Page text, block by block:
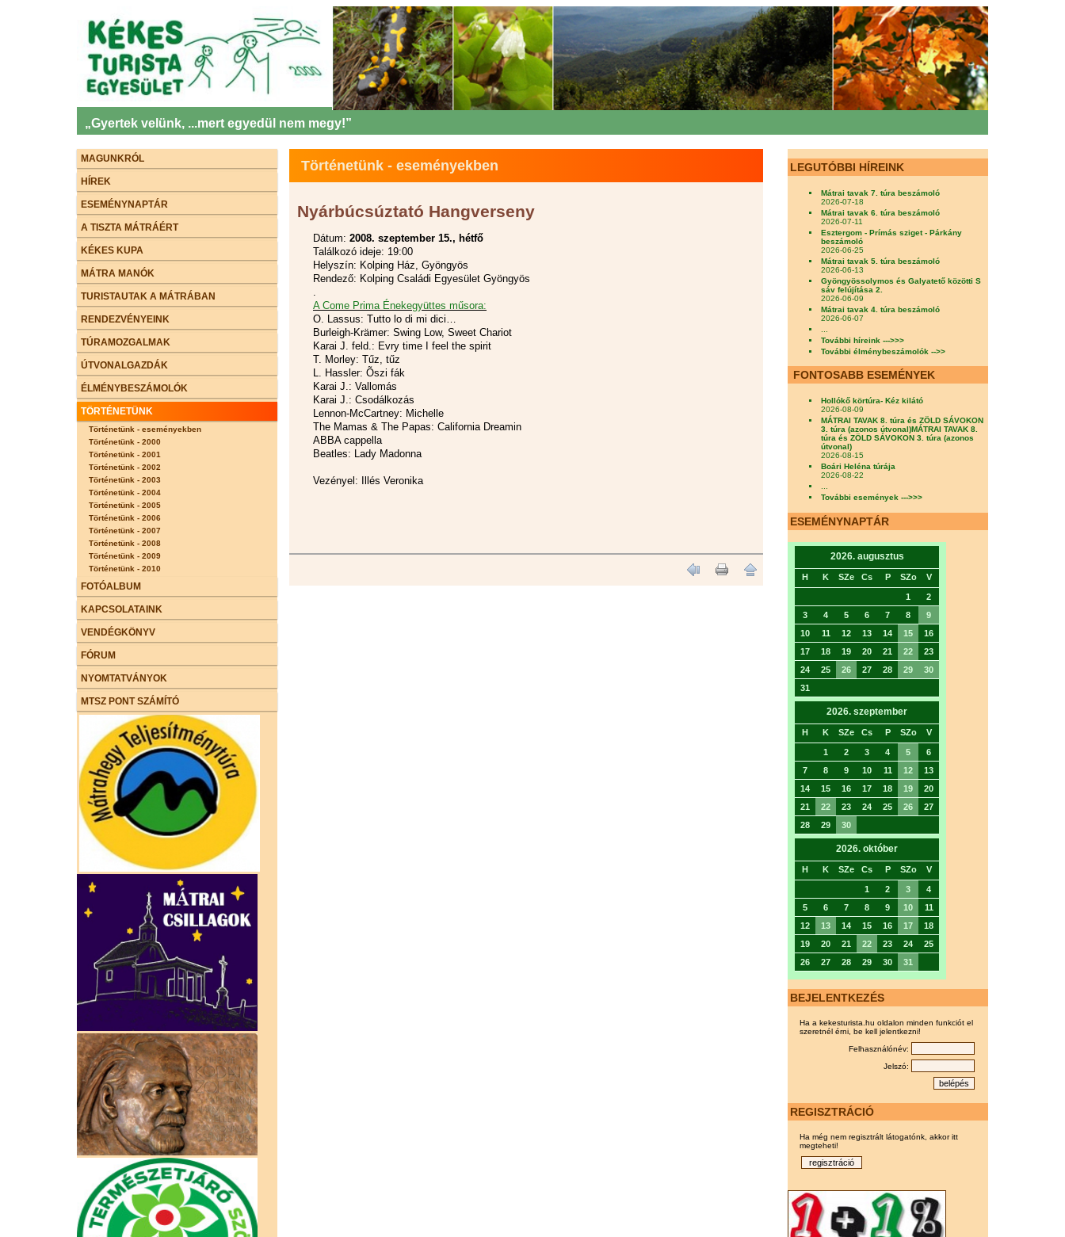
„Gyertek velünk, ...mert egyedül nem megy!”
MAGUNKRÓL
HÍREK
ESEMÉNYNAPTÁR
A TISZTA MÁTRÁÉRT
KÉKES KUPA
MÁTRA MANÓK
TURISTAUTAK A MÁTRÁBAN
RENDEZVÉNYEINK
TÚRAMOZGALMAK
ÚTVONALGAZDÁK
ÉLMÉNYBESZÁMOLÓK
TÖRTÉNETÜNK
Történetünk - eseményekben
Történetünk - 2000
Történetünk - 2001
Történetünk - 2002
Történetünk - 2003
Történetünk - 2004
Történetünk - 2005
Történetünk - 2006
Történetünk - 2007
Történetünk - 2008
Történetünk - 2009
Történetünk - 2010
FOTÓALBUM
KAPCSOLATAINK
VENDÉGKÖNYV
FÓRUM
NYOMTATVÁNYOK
MTSZ PONT SZÁMÍTÓ
Történetünk - eseményekben
Nyárbúcsúztató Hangverseny
Dátum: 2008. szeptember 15., hétfő
Találkozó ideje: 19:00
Helyszín: Kolping Ház, Gyöngyös
Rendező: Kolping Családi Egyesület Gyöngyös
.
A Come Prima Énekegyüttes műsora:
O. Lassus: Tutto lo di mi dici…
Burleigh-Krämer: Swing Low, Sweet Chariot
Karai J. feld.: Evry time I feel the spirit
T. Morley: Tűz, tűz
L. Hassler: Õszi fák
Karai J.: Vallomás
Karai J.: Csodálkozás
Lennon-McCartney: Michelle
The Mamas & The Papas: California Dreamin
ABBA cappella
Beatles: Lady Madonna
Vezényel: Illés Veronika
LEGUTÓBBI HÍREINK
Mátrai tavak 7. túra beszámoló
2026-07-18
Mátrai tavak 6. túra beszámoló
2026-07-11
Esztergom - Prímás sziget - Párkány
beszámoló
2026-06-25
Mátrai tavak 5. túra beszámoló
2026-06-13
Gyöngyössolymos és Galyatető közötti S
sáv felújítása 2.
2026-06-09
Mátrai tavak 4. túra beszámoló
2026-06-07
További híreink --->>>
További élménybeszámolók -->>
FONTOSABB ESEMÉNYEK
Hollókő körtúra- Kéz kilátó
2026-08-09
MÁTRAI TAVAK 8. túra és ZÖLD SÁVOKON
3. túra (azonos útvonal)MÁTRAI TAVAK 8.
túra és ZÖLD SÁVOKON 3. túra (azonos
útvonal)
2026-08-15
Boári Heléna túrája
2026-08-22
...
További események --->>>
ESEMÉNYNAPTÁR
2026. augusztus
H K SZe Cs P SZo V
1
2
3
4 5 6 7 8
9
10
11 12 13 14 15
16
17
18 19 20 21 22
23
24
25 26 27 28 29
30
31
2026. szeptember
H K SZe Cs P SZo V
1 2 3 4 5
6
7
8 9 10 11 12
13
14
15 16 17 18 19
20
21
22 23 24 25 26
27
28
29 30
2026. október
H K SZe Cs P SZo V
1 2 3
4
5
6 7 8 9 10
11
12
13 14 15 16 17
18
19
20 21 22 23 24
25
26
27 28 29 30 31
BEJELENTKEZÉS
Ha a kekesturista.hu oldalon minden funkciót el
szeretnél érni, be kell jelentkezni!
Felhasználónév:
Jelszó:
REGISZTRÁCIÓ
Ha még nem regisztrált látogatónk, akkor itt
megteheti!